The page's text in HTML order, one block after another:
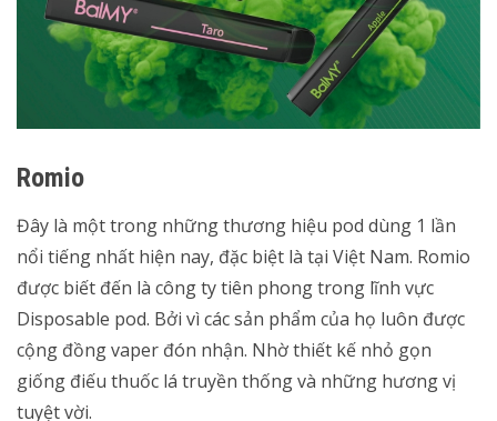
Romio
Đây là một trong những thương hiệu pod dùng 1 lần
nổi tiếng nhất hiện nay, đặc biệt là tại Việt Nam. Romio
được biết đến là công ty tiên phong trong lĩnh vực
Disposable pod. Bởi vì các sản phẩm của họ luôn được
cộng đồng vaper đón nhận. Nhờ thiết kế nhỏ gọn
giống điếu thuốc lá truyền thống và những hương vị
tuyệt vời.